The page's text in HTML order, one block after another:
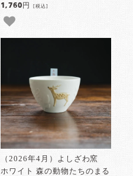
1,760円 [税込]
（2026年4月）よしざわ窯
ホワイト 森の動物たちのまる